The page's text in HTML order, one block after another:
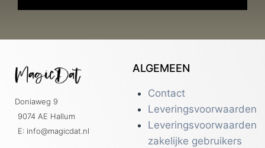
Doniaweg 9
9074 AE Hallum
E: info@magicdat.nl
ALGEMEEN
Contact
Leveringsvoorwaarden
Leveringsvoorwaarden
zakelijke gebruikers